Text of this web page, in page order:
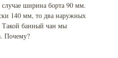
ширина борта 90 мм.
140 мм, то два наружных
Такой банный чан мы
Почему?